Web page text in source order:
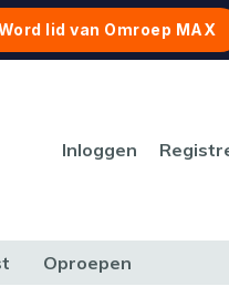
lid van Omroep MAX
Inloggen
Oproepen